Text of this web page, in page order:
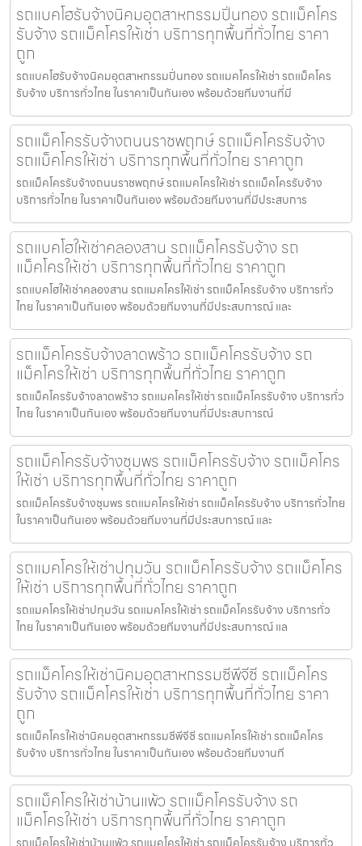
รถแบคโฮรับจ้างนิคมอุตสาหกรรมปิ่นทอง รถแม็คโคร
รับจ้าง รถแม็คโครให้เช่า บริการทุกพื้นที่ทั่วไทย ราคา
ถูก
รถแบคโฮรับจ้างนิคมอุตสาหกรรมปิ่นทอง รถแมคโครให้เช่า รถแม็คโคร
รับจ้าง บริการทั่วไทย ในราคาเป็นกันเอง พร้อมด้วยทีมงานที่มี
รถแม็คโครรับจ้างถนนราชพฤกษ์ รถแม็คโครรับจ้าง
รถแม็คโครให้เช่า บริการทุกพื้นที่ทั่วไทย ราคาถูก
รถแม็คโครรับจ้างถนนราชพฤกษ์ รถแมคโครให้เช่า รถแม็คโครรับจ้าง
บริการทั่วไทย ในราคาเป็นกันเอง พร้อมด้วยทีมงานที่มีประสบการ
รถแบคโฮให้เช่าคลองสาน รถแม็คโครรับจ้าง รถ
แม็คโครให้เช่า บริการทุกพื้นที่ทั่วไทย ราคาถูก
รถแบคโฮให้เช่าคลองสาน รถแมคโครให้เช่า รถแม็คโครรับจ้าง บริการทั่ว
ไทย ในราคาเป็นกันเอง พร้อมด้วยทีมงานที่มีประสบการณ์ และ
รถแม็คโครรับจ้างลาดพร้าว รถแม็คโครรับจ้าง รถ
แม็คโครให้เช่า บริการทุกพื้นที่ทั่วไทย ราคาถูก
รถแม็คโครรับจ้างลาดพร้าว รถแมคโครให้เช่า รถแม็คโครรับจ้าง บริการทั่ว
ไทย ในราคาเป็นกันเอง พร้อมด้วยทีมงานที่มีประสบการณ์
รถแม็คโครรับจ้างชุมพร รถแม็คโครรับจ้าง รถแม็คโคร
ให้เช่า บริการทุกพื้นที่ทั่วไทย ราคาถูก
รถแม็คโครรับจ้างชุมพร รถแมคโครให้เช่า รถแม็คโครรับจ้าง บริการทั่วไทย
ในราคาเป็นกันเอง พร้อมด้วยทีมงานที่มีประสบการณ์ และ
รถแมคโครให้เช่าปทุมวัน รถแม็คโครรับจ้าง รถแม็คโคร
ให้เช่า บริการทุกพื้นที่ทั่วไทย ราคาถูก
รถแมคโครให้เช่าปทุมวัน รถแมคโครให้เช่า รถแม็คโครรับจ้าง บริการทั่ว
ไทย ในราคาเป็นกันเอง พร้อมด้วยทีมงานที่มีประสบการณ์ แล
รถแม็คโครให้เช่านิคมอุตสาหกรรมซีพีจีซี รถแม็คโคร
รับจ้าง รถแม็คโครให้เช่า บริการทุกพื้นที่ทั่วไทย ราคา
ถูก
รถแม็คโครให้เช่านิคมอุตสาหกรรมซีพีจีซี รถแมคโครให้เช่า รถแม็คโคร
รับจ้าง บริการทั่วไทย ในราคาเป็นกันเอง พร้อมด้วยทีมงานที
รถแม็คโครให้เช่าบ้านแพ้ว รถแม็คโครรับจ้าง รถ
แม็คโครให้เช่า บริการทุกพื้นที่ทั่วไทย ราคาถูก